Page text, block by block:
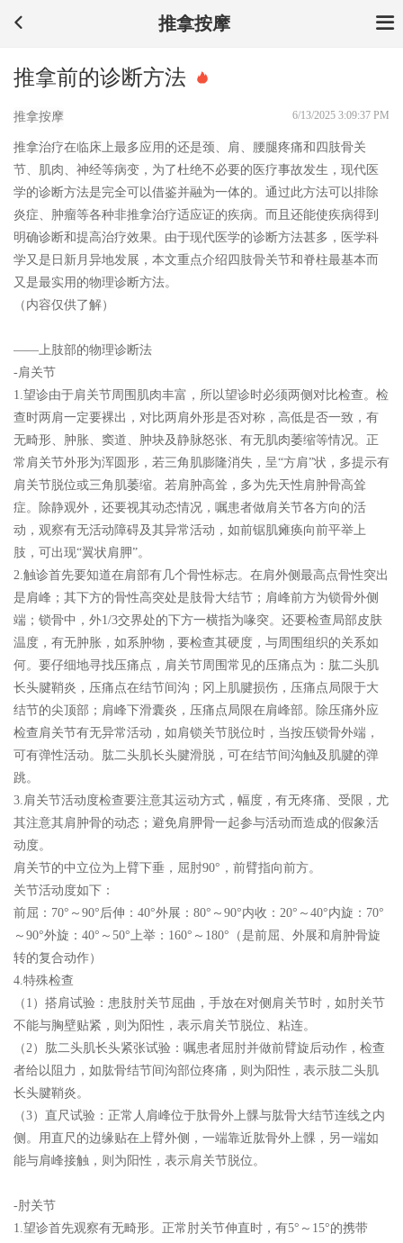
推拿按摩
推拿前的诊断方法
推拿按摩 6/13/2025 3:09:37 PM
推拿治疗在临床上最多应用的还是颈、肩、腰腿疼痛和四肢骨关
节、肌肉、神经等病变，为了杜绝不必要的医疗事故发生，现代医
学的诊断方法是完全可以借鉴并融为一体的。通过此方法可以排除
炎症、肿瘤等各种非推拿治疗适应证的疾病。而且还能使疾病得到
明确诊断和提高治疗效果。由于现代医学的诊断方法甚多，医学科
学又是日新月异地发展，本文重点介绍四肢骨关节和脊柱最基本而
又是最实用的物理诊断方法。
（内容仅供了解）
——上肢部的物理诊断法
-肩关节
1.望诊由于肩关节周围肌肉丰富，所以望诊时必须两侧对比检查。检
查时两肩一定要裸出，对比两肩外形是否对称，高低是否一致，有
无畸形、肿胀、窦道、肿块及静脉怒张、有无肌肉萎缩等情况。正
常肩关节外形为浑圆形，若三角肌膨隆消失，呈“方肩”状，多提示有
肩关节脱位或三角肌萎缩。若肩肿高耸，多为先天性肩肿骨高耸
症。除静观外，还要视其动态情况，嘱患者做肩关节各方向的活
动，观察有无活动障碍及其异常活动，如前锯肌瘫痪向前平举上
肢，可出现“翼状肩胛”。
2.触诊首先要知道在肩部有几个骨性标志。在肩外侧最高点骨性突出
是肩峰；其下方的骨性高突处是肢骨大结节；肩峰前方为锁骨外侧
端；锁骨中，外1/3交界处的下方一横指为喙突。还要检查局部皮肤
温度，有无肿胀，如系肿物，要检查其硬度，与周围组织的关系如
何。要仔细地寻找压痛点，肩关节周围常见的压痛点为：肱二头肌
长头腱鞘炎，压痛点在结节间沟；冈上肌腱损伤，压痛点局限于大
结节的尖顶部；肩峰下滑囊炎，压痛点局限在肩峰部。除压痛外应
检查肩关节有无异常活动，如肩锁关节脱位时，当按压锁骨外端，
可有弹性活动。肱二头肌长头腱滑脱，可在结节间沟触及肌腱的弹
跳。
3.肩关节活动度检查要注意其运动方式，幅度，有无疼痛、受限，尤
其注意其肩肿骨的动态；避免肩胛骨一起参与活动而造成的假象活
动度。
肩关节的中立位为上臂下垂，屈肘90°，前臂指向前方。
关节活动度如下：
前屈：70°～90°后伸：40°外展：80°～90°内收：20°～40°内旋：70°
～90°外旋：40°～50°上举：160°～180°（是前屈、外展和肩肿骨旋
转的复合动作）
4.特殊检查
（1）搭肩试验：患肢肘关节屈曲，手放在对侧肩关节时，如肘关节
不能与胸壁贴紧，则为阳性，表示肩关节脱位、粘连。
（2）肱二头肌长头紧张试验：嘱患者屈肘并做前臂旋后动作，检查
者给以阻力，如肱骨结节间沟部位疼痛，则为阳性，表示肢二头肌
长头腱鞘炎。
（3）直尺试验：正常人肩峰位于肽骨外上髁与肱骨大结节连线之内
侧。用直尺的边缘贴在上臂外侧，一端靠近肱骨外上髁，另一端如
能与肩峰接触，则为阳性，表示肩关节脱位。
-肘关节
1.望诊首先观察有无畸形。正常肘关节伸直时，有5°～15°的携带